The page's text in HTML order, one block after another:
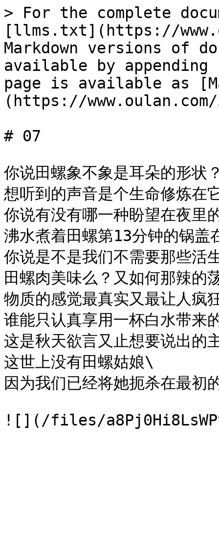
> For the complete
[llms.txt](https://
Markdown versions of
available by
page is available as
(https://
# 07
你说田螺象不象是耳朵的形状
想听到的声音是个生命修炼在
你说有没有哪一种盼望在夜里
沸水煮着田螺第13分钟的锅盖
你说是不是我们不需要那些活
田螺肉美味么？又如何那辣的
物质的感觉最真实又最让人疯
谁能只认真享用一杯白水带来
这是秋天欲言又止想要说出的
这世上没有田螺姑娘\
因为我们已经将她扼杀在最初